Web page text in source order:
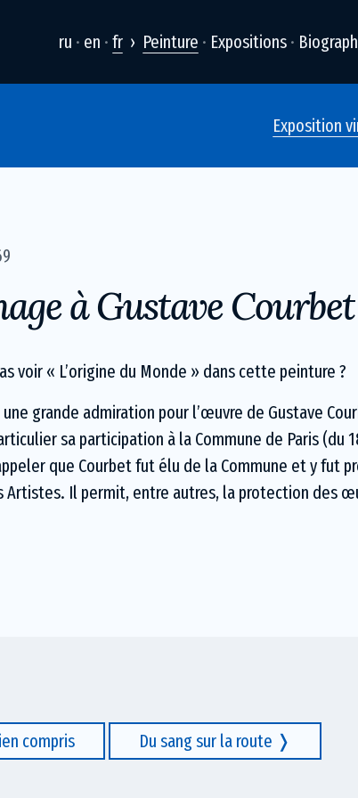
ru en fr Peinture Expositions
Exposition
à Gustave Courbet
voir « L’origine du Monde » dans cette peinture ?
grande admiration pour l’œuvre de Gustave
sa participation à la Commune de Paris (du
que Courbet fut élu de la Commune et y fut
Artistes. Il permit, entre autres, la protection des
compris Du sang sur la route